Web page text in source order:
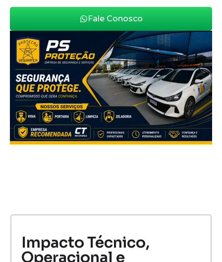
Fale Conosco
Impacto Técnico,
Operacional e